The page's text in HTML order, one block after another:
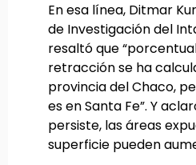
En esa línea, Ditmar
de Investigación del
resaltó que
retracción se ha
provincia del Chaco,
es en Santa Fe”. Y
persiste, las áreas
superficie pueden